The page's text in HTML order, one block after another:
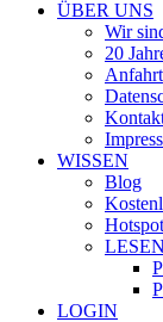
ÜBER UNS
Wir
20
Anfahrt
WISSEN
Blog
LESEN
LOGIN